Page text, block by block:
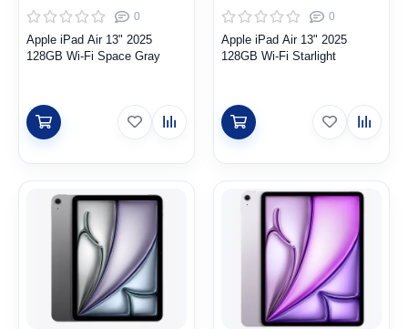
0
Apple iPad Air 13" 2025
128GB Wi-Fi Space Gray
0
Apple iPad Air 13" 2025
128GB Wi-Fi Starlight